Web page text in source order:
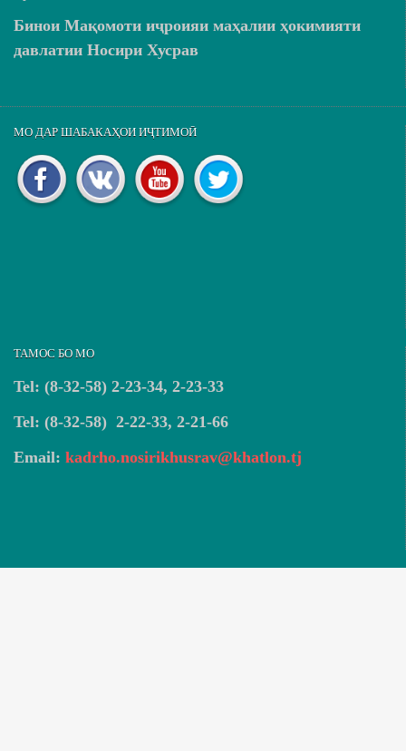
Бинои Мақомоти иҷроияи маҳалии ҳокимияти
давлатии Носири Хусрав
МО ДАР ШАБАКАҲОИ ИҶТИМОӢ
ТАМОС БО МО
Tel: (8-32-58) 2-23-34, 2-23-33
Tel: (8-32-58) 2-22-33, 2-21-66
Email: kadrho.nosirikhusrav@khatlon.tj